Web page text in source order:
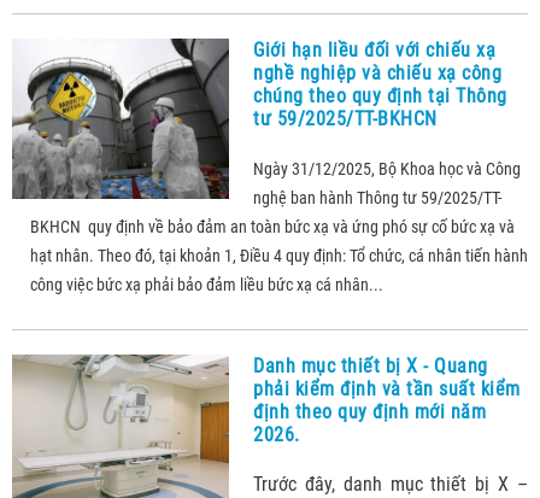
Giới hạn liều đối với chiếu xạ
nghề nghiệp và chiếu xạ công
chúng theo quy định tại Thông
tư 59/2025/TT-BKHCN
Ngày 31/12/2025, Bộ Khoa học và Công
nghệ ban hành Thông tư 59/2025/TT-
BKHCN quy định về bảo đảm an toàn bức xạ và ứng phó sự cố bức xạ và
hạt nhân. Theo đó, tại khoản 1, Điều 4 quy định: Tổ chức, cá nhân tiến hành
công việc bức xạ phải bảo đảm liều bức xạ cá nhân...
Danh mục thiết bị X - Quang
phải kiểm định và tần suất kiểm
định theo quy định mới năm
2026.
Trước đây, danh mục thiết bị X –